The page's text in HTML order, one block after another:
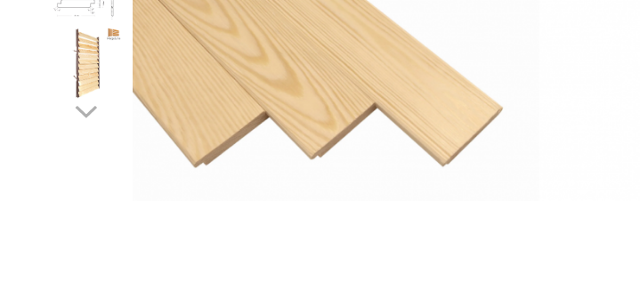
Glisiere / feronerii
Feroneriile PergoLino®
Glisiere din aluminiu
Glisiere compozit HDPE